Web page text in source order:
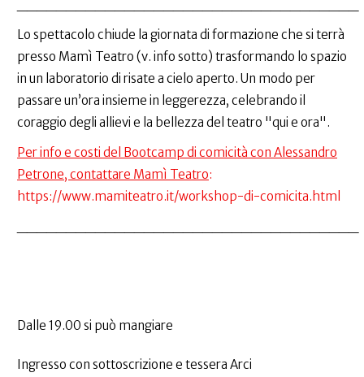
Lo spettacolo chiude la giornata di formazione che si terrà
presso Mamì Teatro (v. info sotto) trasformando lo spazio
in un laboratorio di risate a cielo aperto. Un modo per
passare un’ora insieme in leggerezza, celebrando il
coraggio degli allievi e la bellezza del teatro "qui e ora".
Per info e costi del Bootcamp di comicità con Alessandro
Petrone, contattare Mamì Teatro:
https://www.mamiteatro.it/workshop-di-comicita.html
Dalle 19.00 si può mangiare
Ingresso con sottoscrizione e tessera Arci